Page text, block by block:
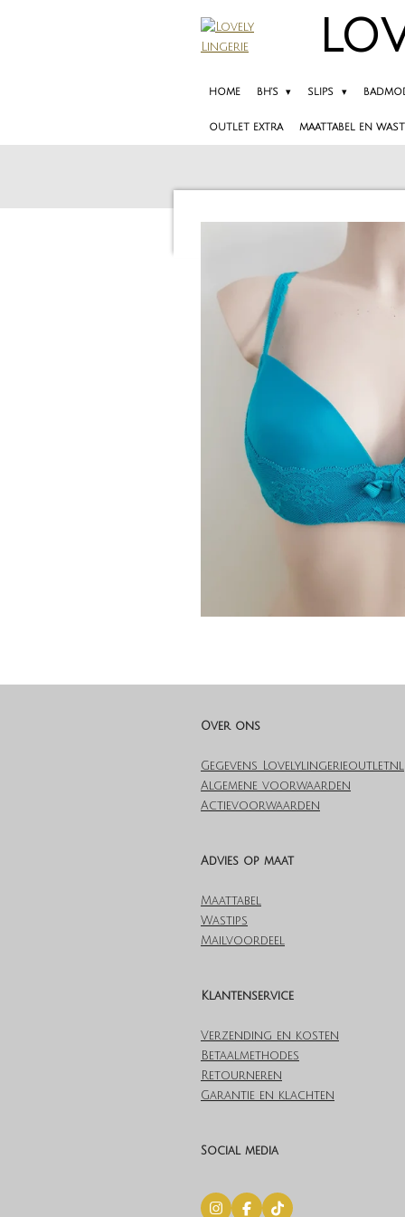
HOME BH'S SLIPS
OUTLET EXTRA MAATTABEL EN
Over ons
Gegevens Lovelylingerieoutlet.nl
Algemene voorwaarden
Actievoorwaarden
Advies op maat
Maattabel
Wastips
Mailvoordeel
Klantenservice
Verzending en kosten
Betaalmethodes
Retourneren
Garantie en klachten
Social media
I F T